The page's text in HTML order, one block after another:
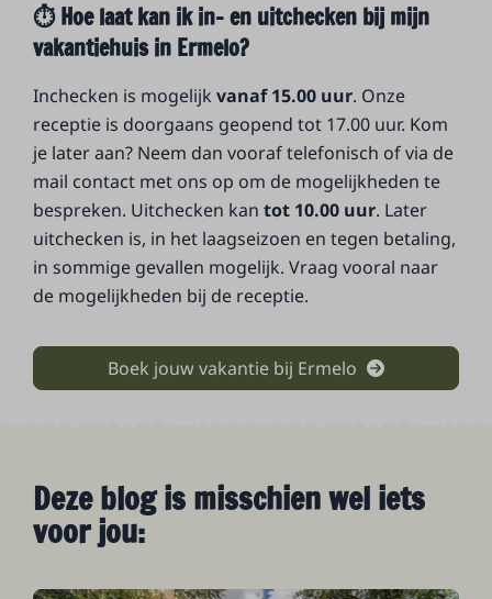
⏱️ Hoe laat kan ik in- en uitchecken bij mijn
vakantiehuis in Ermelo?
Inchecken is mogelijkvanaf 15.00 uur. Onze
receptie is doorgaans geopend tot 17.00 uur. Kom
je later aan? Neem dan vooraf telefonisch of via de
mail contact met ons op om de mogelijkheden te
bespreken. Uitchecken kantot 10.00 uur. Later
uitchecken is, in het laagseizoen en tegen betaling,
in sommige gevallen mogelijk. Vraag vooral naar
de mogelijkheden bij de receptie.
Boek jouw vakantie bij Ermelo
Deze blog is misschien wel iets
voor jou: